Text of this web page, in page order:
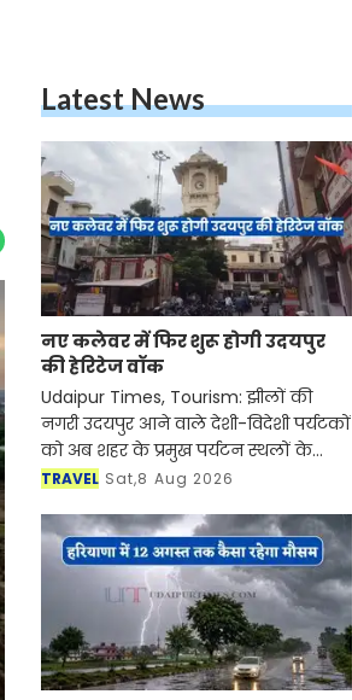
Latest News
नए कलेवर में फिर शुरू होगी उदयपुर
की हेरिटेज वॉक
Udaipur Times, Tourism: झीलों की
नगरी उदयपुर आने वाले देशी-विदेशी पर्यटकों
को अब शहर के प्रमुख पर्यटन स्थलों के
साथ-साथ इसकी समृद्ध सांस्कृतिक विरासत,
रूबरू करवान
TRAVEL Sat,8 Aug 2026